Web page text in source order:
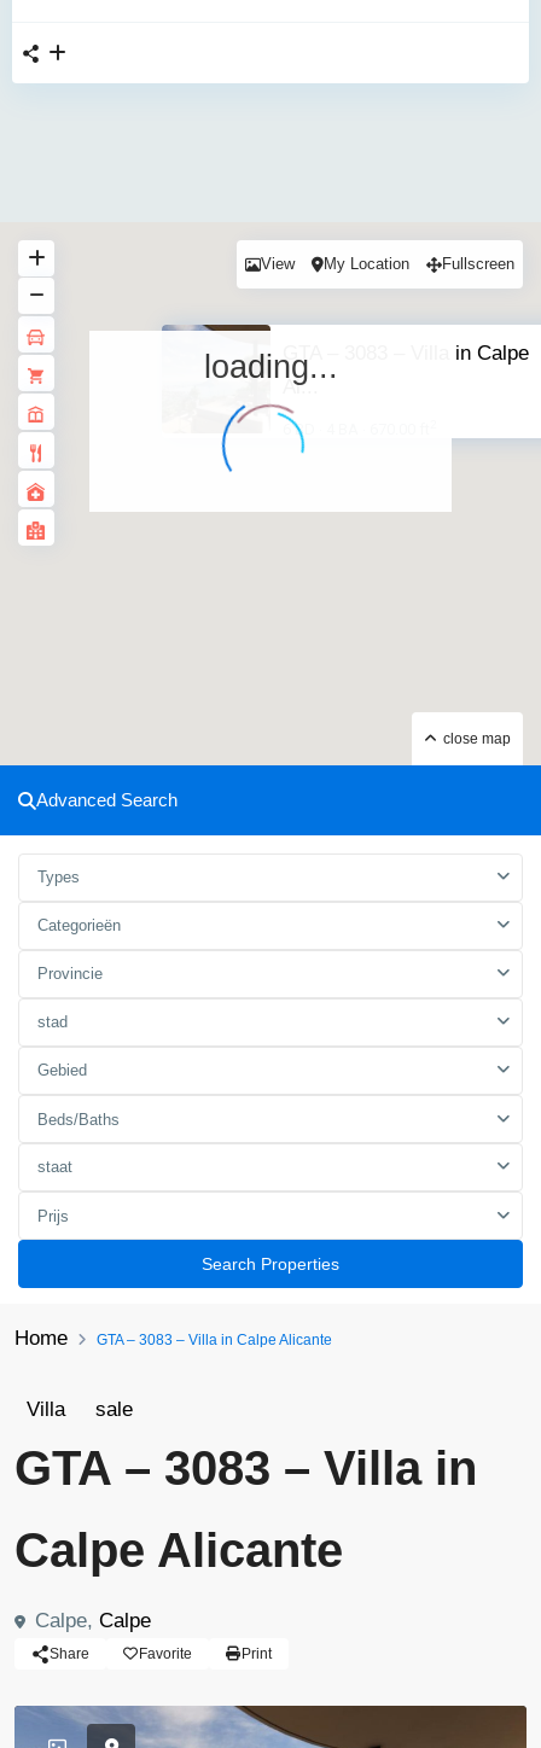
GTA – 3083 – Villa in Calpe
Al...
6 BD
loading...
close map
View My Location Fullscreen
Advanced Search
Types
Categorieën
Provincie
stad
Gebied
Beds/Baths
staat
Prijs
Search Properties
Home GTA – 3083 – Villa in Calpe Alicante
Villa sale
GTA – 3083 – Villa in
Calpe Alicante
Calpe, Calpe
Share Favorite Print